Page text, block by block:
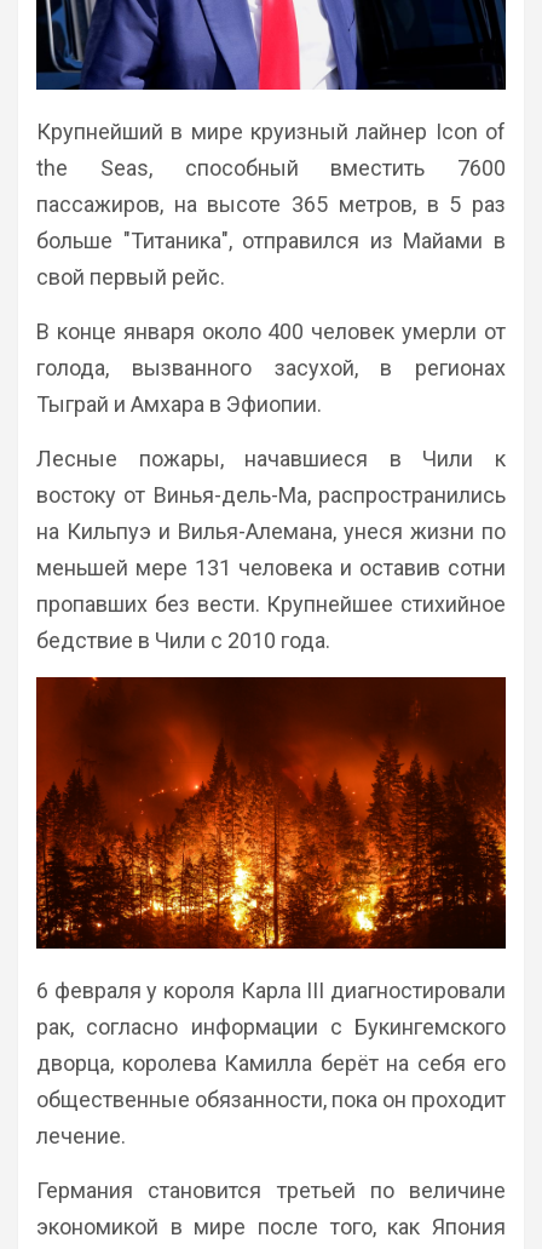
Крупнейший в мире круизный лайнер Icon of
the Seas, способный вместить 7600
пассажиров, на высоте 365 метров, в 5 раз
больше "Титаника", отправился из Майами в
свой первый рейс.
В конце января около 400 человек умерли от
голода, вызванного засухой, в регионах
Тыграй и Амхара в Эфиопии.
Лесные пожары, начавшиеся в Чили к
востоку от Винья-дель-Ма, распространились
на Кильпуэ и Вилья-Алемана, унеся жизни по
меньшей мере 131 человека и оставив сотни
пропавших без вести. Крупнейшее стихийное
бедствие в Чили с 2010 года.
6 февраля у короля Карла III диагностировали
рак, согласно информации с Букингемского
дворца, королева Камилла берёт на себя его
общественные обязанности, пока он проходит
лечение.
Германия становится третьей по величине
экономикой в мире после того, как Япония